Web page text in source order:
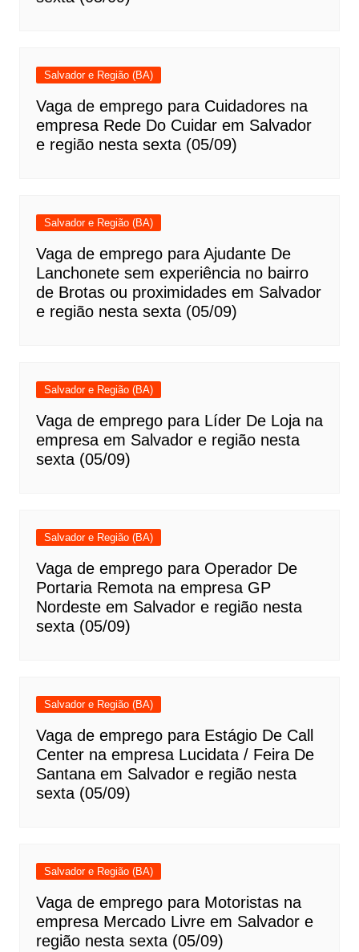
Salvador e Região (BA)
Vaga de emprego para Cuidadores na
empresa Rede Do Cuidar em Salvador
e região nesta sexta (05/09)
Salvador e Região (BA)
Vaga de emprego para Ajudante De
Lanchonete sem experiência no bairro
de Brotas ou proximidades em Salvador
e região nesta sexta (05/09)
Salvador e Região (BA)
Vaga de emprego para Líder De Loja na
empresa em Salvador e região nesta
sexta (05/09)
Salvador e Região (BA)
Vaga de emprego para Operador De
Portaria Remota na empresa GP
Nordeste em Salvador e região nesta
sexta (05/09)
Salvador e Região (BA)
Vaga de emprego para Estágio De Call
Center na empresa Lucidata / Feira De
Santana em Salvador e região nesta
sexta (05/09)
Salvador e Região (BA)
Vaga de emprego para Motoristas na
empresa Mercado Livre em Salvador e
região nesta sexta (05/09)